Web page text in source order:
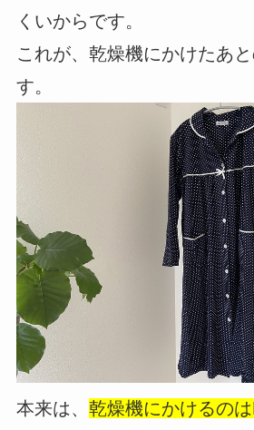
くいからです。
これが、乾燥機にかけたあ
す。
本来は、 乾燥機にかけるの